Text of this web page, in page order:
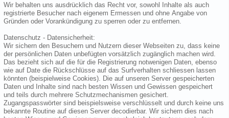
Wir behalten uns ausdrücklich das Recht vor, sowohl Inhalte als auch
registrierte Besucher nach eigenem Ermessen und ohne Angabe von
Gründen oder Vorankündigung zu sperren oder zu entfernen.
Datenschutz - Datensicherheit:
Wir sichern den Besuchern und Nutzern dieser Webseiten zu, dass keine
der persönlichen Daten unbefügten vorsätzlich zugänglich machen wird.
Das bezieht sich auf die für die Registrierung notwenigen Daten, ebenso
wie auf Date die Rückschlüsse auf das Surfverhalten schliessen lassen
könnten (beispielweise Cookies). Die auf unseren Server gespeicherten
Daten und Inhalte sind nach besten Wissen und Gewissen gespeichert
und teils durch mehrere Schutzmechanismen gesichert.
Zugangspasswörter sind beispielsweise verschlüsselt und durch keine uns
bekannte Routine auf diesen Server decodierbar. Wir sichern dies nach